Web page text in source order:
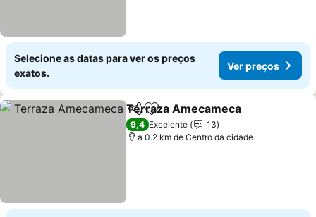
Selecione as datas para ver os preços
exatos.
Ver preços
PartilharAdicionar aos favoritos
Terraza Amecameca
9,4 Excelente
13
a 0.2 km de Centro da cidade